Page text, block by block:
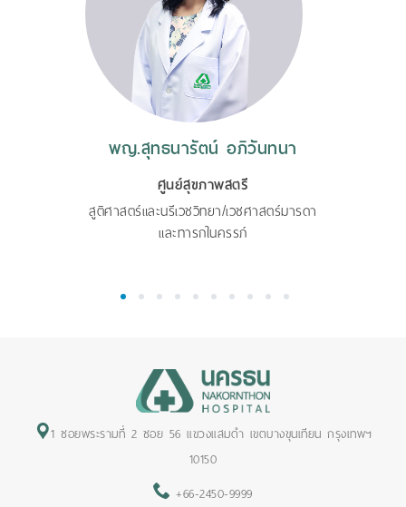
พญ.สุทธนารัตน์ อภิวันทนา
ศูนย์สุขภาพสตรี
สูติศาสตร์และนรีเวชวิทยา/เวชศาสตร์มารดา
และทารกในครรภ์
1 2 3 4 5 6 7 8 9 10
1 ซอยพระรามที่ 2 ซอย 56 แขวงแสมดำ เขตบางขุนเทียน กรุงเทพฯ
10150
+66-2450-9999